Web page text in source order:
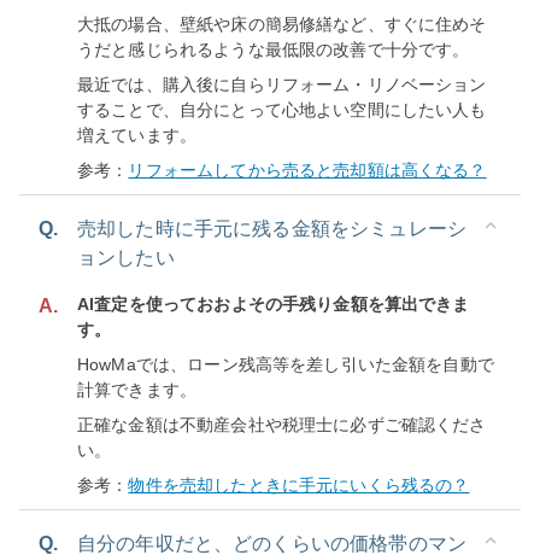
大抵の場合、壁紙や床の簡易修繕など、すぐに住めそ
うだと感じられるような最低限の改善で十分です。
最近では、購入後に自らリフォーム・リノベーション
することで、自分にとって心地よい空間にしたい人も
増えています。
参考： リフォームしてから売ると売却額は高くなる？
Q.
売却した時に手元に残る金額をシミュレーシ
ョンしたい
A.
AI査定を使っておおよその手残り金額を算出できま
す。
HowMaでは、ローン残高等を差し引いた金額を自動で
計算できます。
正確な金額は不動産会社や税理士に必ずご確認くださ
い。
参考：物件を売却したときに手元にいくら残るの？
Q.
自分の年収だと、どのくらいの価格帯のマン